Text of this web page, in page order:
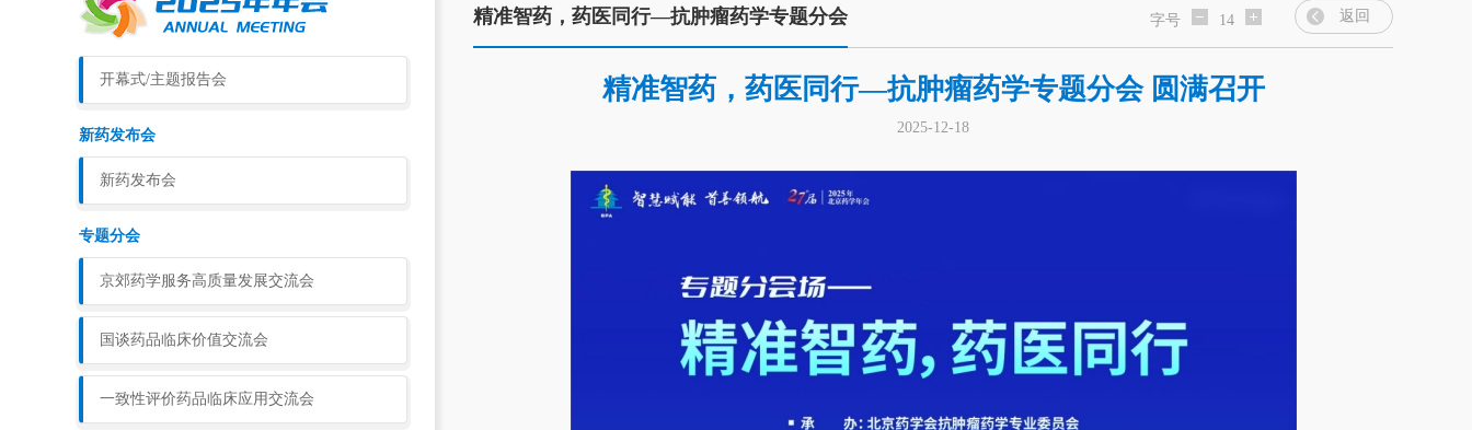
开幕式/主题报告会
新药发布会
新药发布会
专题分会
京郊药学服务高质量发展交流会
国谈药品临床价值交流会
一致性评价药品临床应用交流会
精准智药，药医同行—抗肿瘤药学专题分会 返回
字号 14
精准智药，药医同行—抗肿瘤药学专题分会 圆满召开
2025-12-18